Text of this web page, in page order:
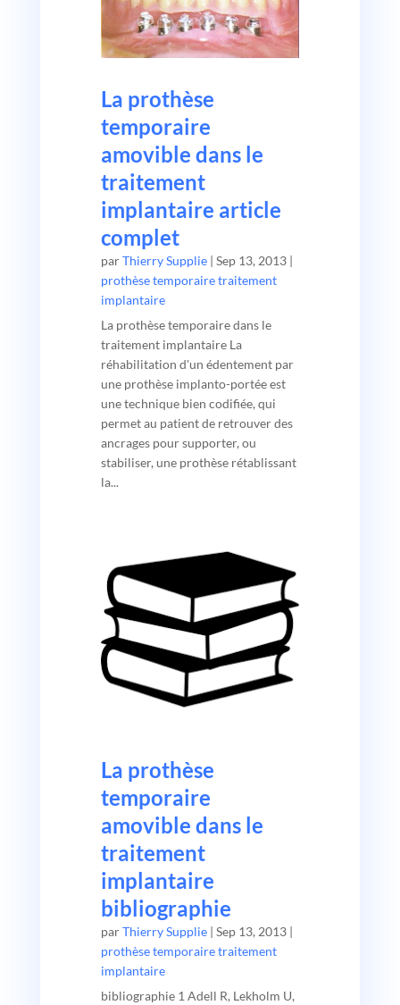
La prothèse
temporaire
amovible dans le
traitement
implantaire article
complet
parThierry Supplie| Sep 13, 2013|
prothèse temporaire traitement
implantaire
La prothèse temporaire dans le
traitement implantaire La
réhabilitation d'un édentement par
une prothèse implanto-portée est
une technique bien codifiée, qui
permet au patient de retrouver des
ancrages pour supporter, ou
stabiliser, une prothèse rétablissant
la...
La prothèse
temporaire
amovible dans le
traitement
implantaire
bibliographie
parThierry Supplie| Sep 13, 2013|
prothèse temporaire traitement
implantaire
bibliographie 1 Adell R, Lekholm U,